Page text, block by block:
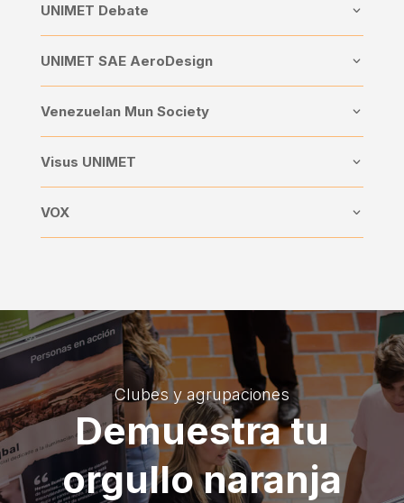
UNIMET Debate
UNIMET SAE AeroDesign
Venezuelan Mun Society
Visus UNIMET
VOX
Clubes y agrupaciones
Demuestra tu
orgullo naranja